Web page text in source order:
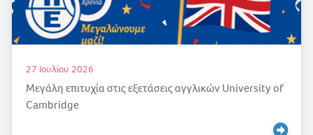
27 Ιουλίου 2026
Μεγάλη επιτυχία στις εξετάσεις αγγλικών University of
Cambridge